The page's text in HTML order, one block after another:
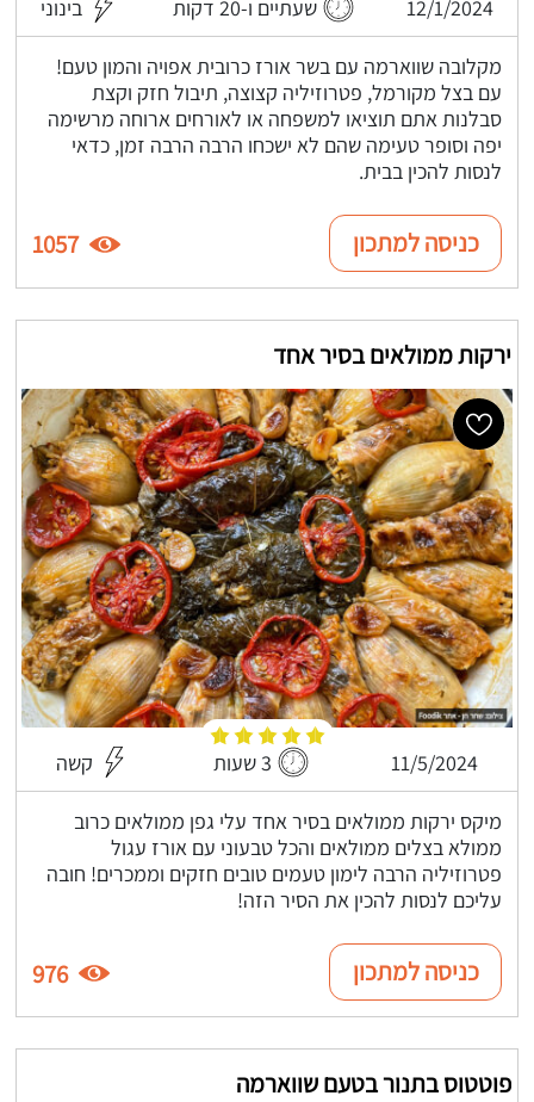
12/1/2024 שעתיים ו-20 דקות בינוני
מקלובה שווארמה עם בשר אורז כרובית אפויה והמון טעם!
עם בצל מקורמל, פטרוזיליה קצוצה, תיבול חזק וקצת
סבלנות אתם תוציאו למשפחה או לאורחים ארוחה מרשימה
יפה וסופר טעימה שהם לא ישכחו הרבה הרבה זמן, כדאי
לנסות להכין בבית.
כניסה למתכון 1057
ירקות ממולאים בסיר אחד
11/5/2024 3 שעות קשה
מיקס ירקות ממולאים בסיר אחד עלי גפן ממולאים כרוב
ממולא בצלים ממולאים והכל טבעוני עם אורז עגול
פטרוזיליה הרבה לימון טעמים טובים חזקים וממכרים! חובה
עליכם לנסות להכין את הסיר הזה!
כניסה למתכון 976
פוטטוס בתנור בטעם שווארמה